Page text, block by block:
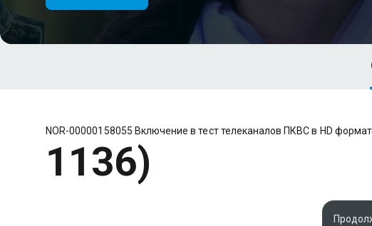
NOR-00000158055 Включение в тест телеканалов ПКВС в HD
1136)